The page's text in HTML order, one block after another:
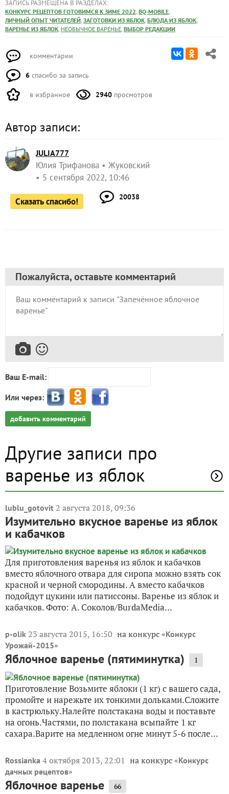
ЗАПИСЬ РАЗМЕЩЕНА В РАЗДЕЛАХ:
КОНКУРС РЕЦЕПТОВ ГОТОВИМСЯ К ЗИМЕ 2022, BQ-MOBILE,
ЛИЧНЫЙ ОПЫТ ЧИТАТЕЛЕЙ, ЗАГОТОВКИ ИЗ ЯБЛОК, БЛЮДА ИЗ ЯБЛОК,
ВАРЕНЬЕ ИЗ ЯБЛОК, НЕОБЫЧНОЕ ВАРЕНЬЕ, ВЫБОР РЕДАКЦИИ
комментарии
6 спасибо за запись
в избранное 2940 просмотров
Автор записи:
JULIA777
Юлия Трифанова
Жуковский
5 сентября 2022, 10:46
Сказать спасибо! 20038
Пожалуйста, оставьте комментарий
Ваш E-mail:
Или через:
добавить комментарий
Другие записи про
варенье из яблок
lublu_gotovit 2 августа 2018, 09:36
Изумительно вкусное варенье из яблок
и кабачков
Для приготовления варенья из яблок и кабачков
вместо яблочного отвара для сиропа можно взять сок
красной и черной смородины. А вместо кабачков
подойдут цукини или патиссоны. Варенье из яблок и
кабачков. Фото: А. Соколов/BurdaMedia...
p-olik 23 августа 2015, 16:50 на конкурс «Конкурс
Урожай-2015»
Яблочное варенье (пятиминутка) 1
Приготовление Возьмите яблоки (1 кг) с вашего сада,
промойте и нарежьте их тонкими дольками.Сложите
в кастрюльку.Налейте полстакана воды и поставьте
на огонь.Частями, по полстакана всыпайте 1 кг
сахара.Варите на медленном огне минут 5-6 после...
Rossianka 4 октября 2013, 22:01 на конкурс «Конкурс
дачных рецептов»
Яблочное варенье 66